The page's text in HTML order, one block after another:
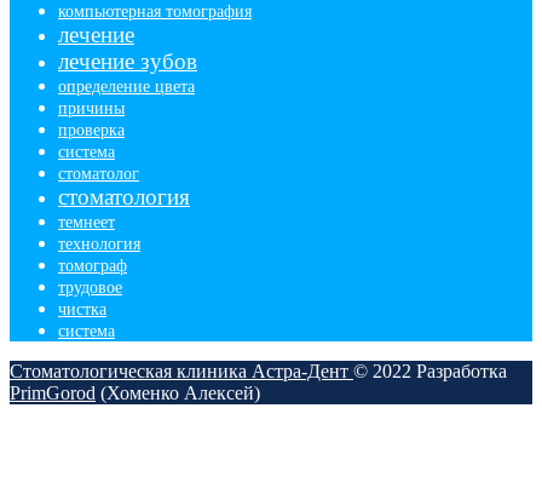
компьютерная томография
лечение
лечение зубов
определение цвета
причины
проверка
система
стоматолог
стоматология
темнеет
технология
томограф
трудовое
чистка
​система
Стоматологическая клиника Астра-Дент © 2022 Разработка
PrimGorod (Хоменко Алексей)